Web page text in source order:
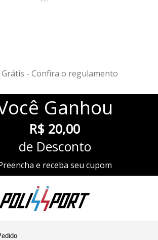
Ganhou
R$ 20,00
de Desconto
e receba seu cupom